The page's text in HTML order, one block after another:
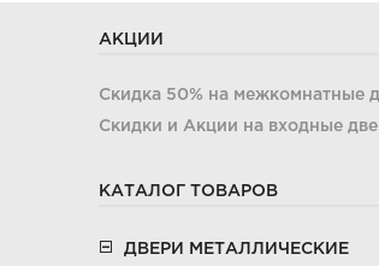
АКЦИИ
Скидка 50% на межкомнатные
Скидки и Акции на входные
КАТАЛОГ ТОВАРОВ
ДВЕРИ МЕТАЛЛИЧЕСКИЕ